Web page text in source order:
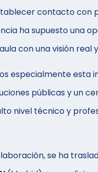
contacto con
ha supuesto una
con una visión real
especialmente esta
públicas y un
nivel técnico y
se ha